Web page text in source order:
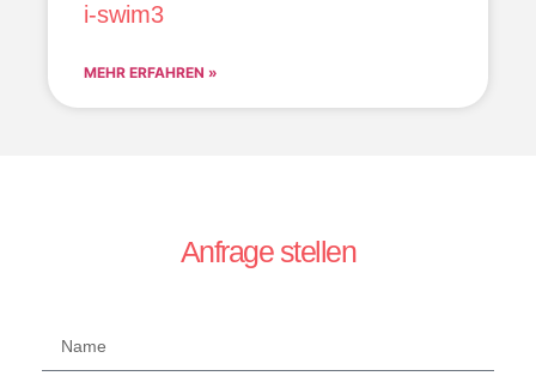
i-swim3
MEHR ERFAHREN »
Anfrage stellen